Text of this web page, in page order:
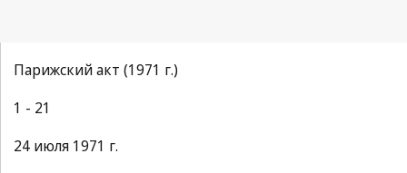
Парижский акт (1971 г.)
1 - 21
24 июля 1971 г.